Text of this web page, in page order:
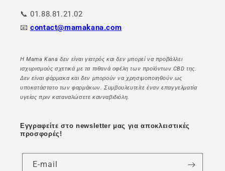
📞 01.88.81.21.02
📧contact@mamakana.com
Η Mama Kana δεν είναι γιατρός και δεν μπορεί να προβάλλει
ισχυρισμούς σχετικά με τα πιθανά οφέλη των προϊόντων CBD της.
Δεν είναι φάρμακα και δεν μπορούν να χρησιμοποιηθούν ως
υποκατάστατο των φαρμάκων. Συμβουλευτείτε έναν επαγγελματία
υγείας πριν καταναλώσετε κανναβιδιόλη.
Εγγραφείτε στο newsletter μας για αποκλειστικές
προσφορές!
E-mail